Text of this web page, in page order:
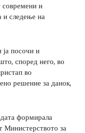
современи и
и следење на
посочи и
според него, во
во
решение за данок,
формирала
Министерството за